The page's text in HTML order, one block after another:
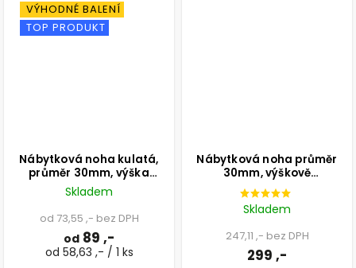
VÝHODNÉ BALENÍ
TOP PRODUKT
Nábytková noha kulatá,
průměr 30mm, výška
100mm, bílá
Skladem
od 73,55 ,- bez DPH
od 89 ,-
od 58,63 ,- / 1 ks
Nábytková noha průměr
30mm, výškově
nastavitelná 300-500mm,
chrom
Skladem
247,11 ,- bez DPH
299 ,-